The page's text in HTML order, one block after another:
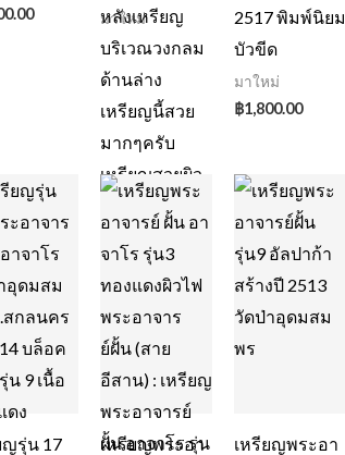
มาใหม่
2517 พิมพ์นิยม
บัวขีด
มาใหม่
฿1,800.00
ญรุ่น 17
เหรียญพระอา
เหรียญพระอา